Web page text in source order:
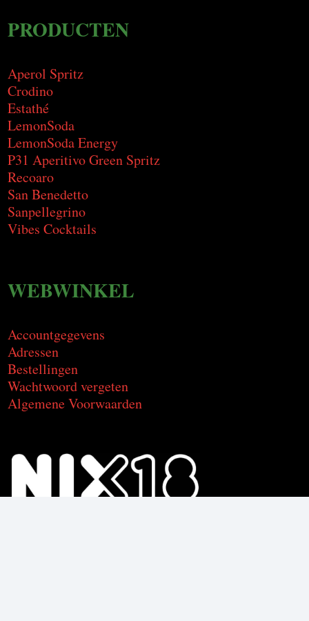
PRODUCTEN
Aperol Spritz
Crodino
Estathé
LemonSoda
LemonSoda Energy
P31 Aperitivo Green Spritz
Recoaro
San Benedetto
Sanpellegrino
Vibes Cocktails
WEBWINKEL
Accountgegevens
Adressen
Bestellingen
Wachtwoord vergeten
Algemene Voorwaarden